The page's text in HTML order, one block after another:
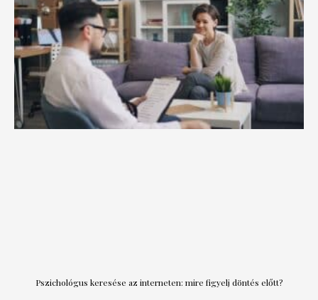
Pszichológus keresése az interneten: mire figyelj döntés előtt?